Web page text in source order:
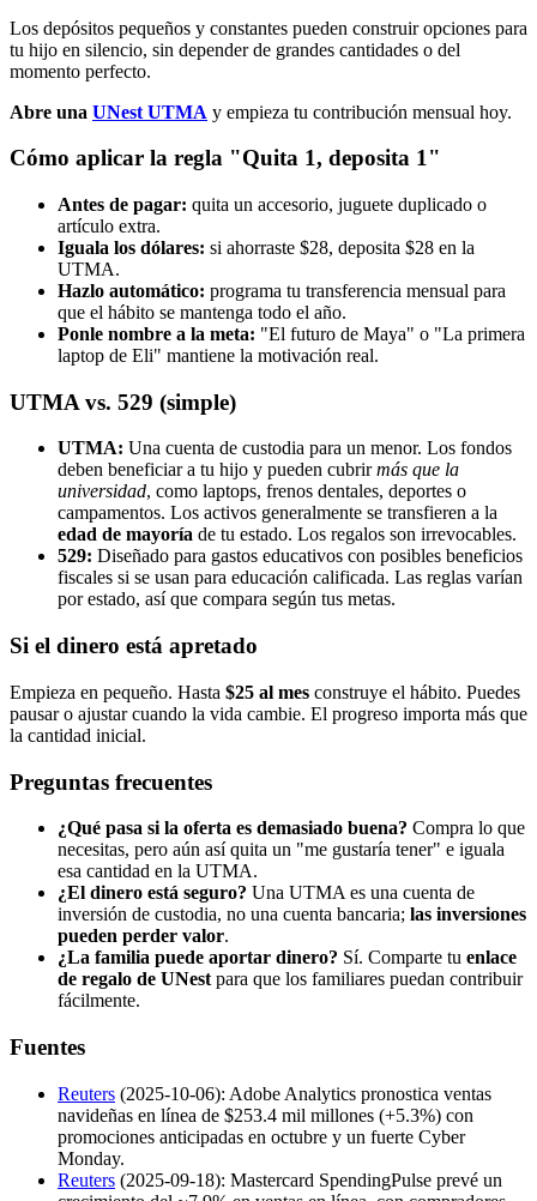
Los depósitos pequeños y constantes pueden construir opciones para
tu hijo en silencio, sin depender de grandes cantidades o del
momento perfecto.
Abre una UNest UTMA y empieza tu contribución mensual hoy.
Cómo aplicar la regla "Quita 1, deposita 1"
Antes de pagar: quita un accesorio, juguete duplicado o
artículo extra.
Iguala los dólares: si ahorraste $28, deposita $28 en la
UTMA.
Hazlo automático: programa tu transferencia mensual para
que el hábito se mantenga todo el año.
Ponle nombre a la meta: "El futuro de Maya" o "La primera
laptop de Eli" mantiene la motivación real.
UTMA vs. 529 (simple)
UTMA: Una cuenta de custodia para un menor. Los fondos
deben beneficiar a tu hijo y pueden cubrirmás que la
universidad, como laptops, frenos dentales, deportes o
campamentos. Los activos generalmente se transfieren a la
edad de mayoría de tu estado. Los regalos son irrevocables.
529: Diseñado para gastos educativos con posibles beneficios
fiscales si se usan para educación calificada. Las reglas varían
por estado, así que compara según tus metas.
Si el dinero está apretado
Empieza en pequeño. Hasta $25 al mes construye el hábito. Puedes
pausar o ajustar cuando la vida cambie. El progreso importa más que
la cantidad inicial.
Preguntas frecuentes
¿Qué pasa si la oferta es demasiado buena? Compra lo que
necesitas, pero aún así quita un "me gustaría tener" e iguala
esa cantidad en la UTMA.
¿El dinero está seguro? Una UTMA es una cuenta de
inversión de custodia, no una cuenta bancaria; las inversiones
pueden perder valor.
¿La familia puede aportar dinero? Sí. Comparte tu enlace
de regalo de UNest para que los familiares puedan contribuir
fácilmente.
Fuentes
Reuters (2025-10-06): Adobe Analytics pronostica ventas
navideñas en línea de $253.4 mil millones (+5.3%) con
promociones anticipadas en octubre y un fuerte Cyber
Monday.
Reuters (2025-09-18): Mastercard SpendingPulse prevé un